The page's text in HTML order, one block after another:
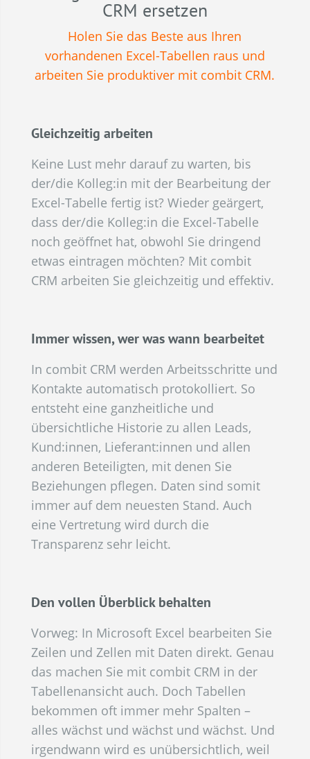
CRM ersetzen
Holen Sie das Beste aus Ihren
vorhandenen Excel-Tabellen raus und
arbeiten Sie produktiver mit combit CRM.
Gleichzeitig arbeiten
Keine Lust mehr darauf zu warten, bis
der/die Kolleg:in mit der Bearbeitung der
Excel-Tabelle fertig ist? Wieder geärgert,
dass der/die Kolleg:in die Excel-Tabelle
noch geöffnet hat, obwohl Sie dringend
etwas eintragen möchten? Mit combit
CRM arbeiten Sie gleichzeitig und effektiv.
Immer wissen, wer was wann bearbeitet
In combit CRM werden Arbeitsschritte und
Kontakte automatisch protokolliert. So
entsteht eine ganzheitliche und
übersichtliche Historie zu allen Leads,
Kund:innen, Lieferant:innen und allen
anderen Beteiligten, mit denen Sie
Beziehungen pflegen. Daten sind somit
immer auf dem neuesten Stand. Auch
eine Vertretung wird durch die
Transparenz sehr leicht.
Den vollen Überblick behalten
Vorweg: In Microsoft Excel bearbeiten Sie
Zeilen und Zellen mit Daten direkt. Genau
das machen Sie mit combit CRM in der
Tabellenansicht auch. Doch Tabellen
bekommen oft immer mehr Spalten –
alles wächst und wächst und wächst. Und
irgendwann wird es unübersichtlich, weil